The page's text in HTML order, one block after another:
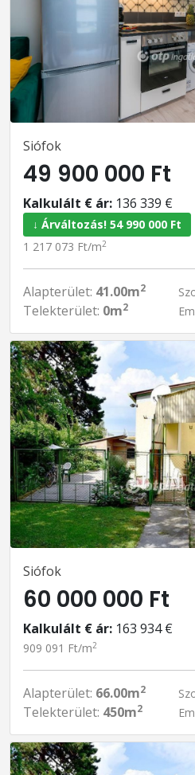
Siófok
49 900 000 Ft
Kalkulált € ár: 136 339 €
↓ Árváltozás! 54 990 000 Ft
1 217 073 Ft/m2
Alapterület: 41.00m2
Telekterület: 0m2
Siófok
60 000 000 Ft
Kalkulált € ár: 163 934 €
909 091 Ft/m2
Alapterület: 66.00m2
Telekterület: 450m2